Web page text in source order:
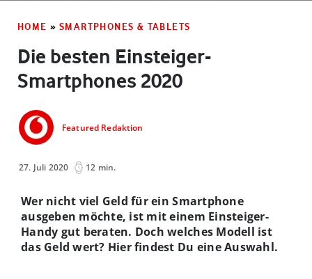
HOME » SMARTPHONES & TABLETS
Die besten Einsteiger-
Smartphones 2020
Featured Redaktion
27. Juli 2020 12 min.
Wer nicht viel Geld für ein Smartphone
ausgeben möchte, ist mit einem Einsteiger-
Handy gut beraten. Doch welches Modell ist
das Geld wert? Hier findest Du eine Auswahl.